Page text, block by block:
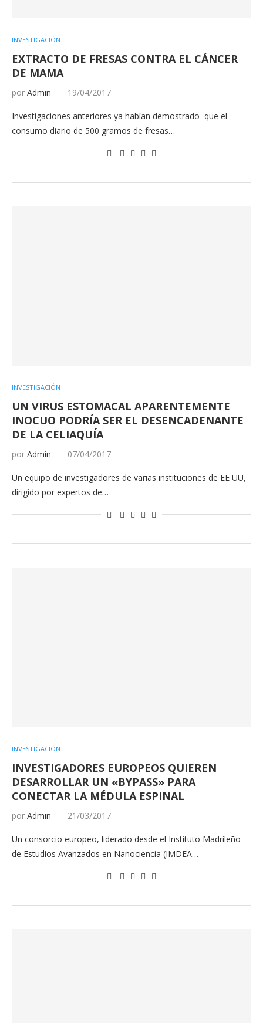
INVESTIGACIÓN
EXTRACTO DE FRESAS CONTRA EL CÁNCER
DE MAMA
por Admin 19/04/2017
Investigaciones anteriores ya habían demostrado que el
consumo diario de 500 gramos de fresas…
INVESTIGACIÓN
UN VIRUS ESTOMACAL APARENTEMENTE
INOCUO PODRÍA SER EL DESENCADENANTE
DE LA CELIAQUÍA
por Admin 07/04/2017
Un equipo de investigadores de varias instituciones de EE UU,
dirigido por expertos de…
INVESTIGACIÓN
INVESTIGADORES EUROPEOS QUIEREN
DESARROLLAR UN «BYPASS» PARA
CONECTAR LA MÉDULA ESPINAL
por Admin 21/03/2017
Un consorcio europeo, liderado desde el Instituto Madrileño
de Estudios Avanzados en Nanociencia (IMDEA…